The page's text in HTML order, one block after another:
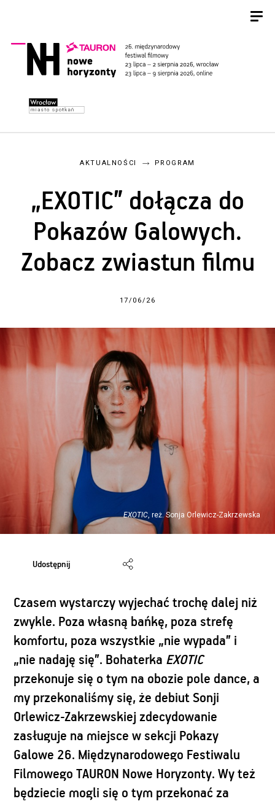
AKTUALNOŚCI PROGRAM
„EXOTIC” dołącza do
Pokazów Galowych.
Zobacz zwiastun filmu
17/06/26
EXOTIC , reż. Sonja Orlewicz-Zakrzewska
Udostępnij
Czasem wystarczy wyjechać trochę dalej niż
zwykle. Poza własną bańkę, poza strefę
komfortu, poza wszystkie „nie wypada” i
„nie nadaję się”. Bohaterka EXOTIC
przekonuje się o tym na obozie pole dance, a
my przekonaliśmy się, że debiut Sonji
Orlewicz-Zakrzewskiej zdecydowanie
zasługuje na miejsce w sekcji Pokazy
Galowe 26. Międzynarodowego Festiwalu
Filmowego TAURON Nowe Horyzonty. Wy też
będziecie mogli się o tym przekonać za